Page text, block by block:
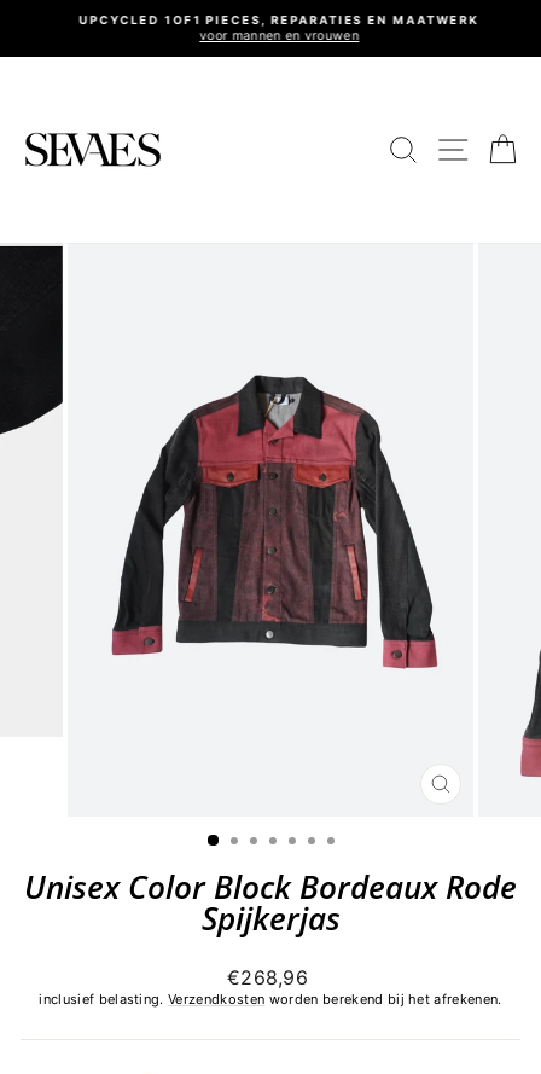
inhoud
Diavoorstelling
pauzeren
UPCYCLED 1OF1 PIECES, REPARATIES EN MAATWERK
voor mannen en vrouwen
Zoeken Site
SLUITEN
Unisex Color Block Bordeaux Rode
Spijkerjas
Normale
prijs
€268,96
inclusief belasting.Verzendkosten worden berekend bij het afrekenen.